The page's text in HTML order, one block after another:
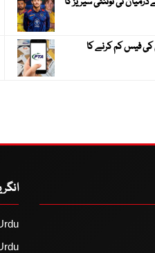
کی فیس کم کرنے کا